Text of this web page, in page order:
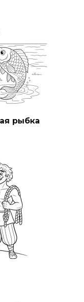
рыбка